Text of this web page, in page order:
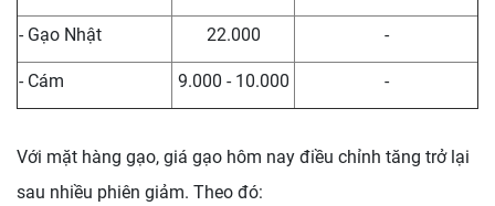
- Gạo Nhật 22.000 -
- Cám 9.000 - 10.000 -
Với mặt hàng gạo, giá gạo hôm nay điều chỉnh tăng trở lại
sau nhiều phiên giảm. Theo đó: